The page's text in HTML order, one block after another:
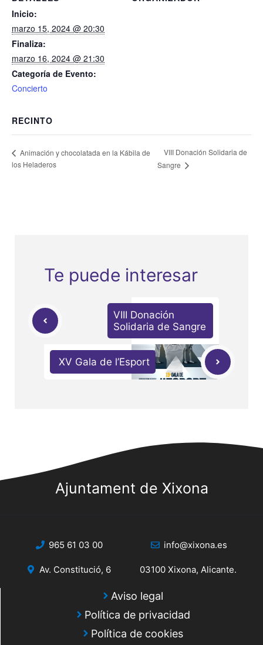
Inicio:
marzo 15, 2024 @ 20:30
Finaliza:
marzo 16, 2024 @ 21:30
Categoría de Evento:
Concierto
RECINTO
Animación y chocolatada en la Kábila de
los Heladeros
VIII Donación Solidaria de
Sangre
Te puede interesar
VIII Donación
Solidaria de Sangre
XV Gala de l’Esport
Ajuntament de Xixona
965 61 03 00 info@xixona.es
Av. Constitució, 6 03100 Xixona, Alicante.
Aviso legal
Política de privacidad
Política de cookies